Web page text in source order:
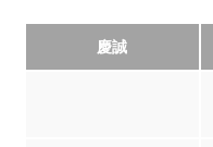
慶誠